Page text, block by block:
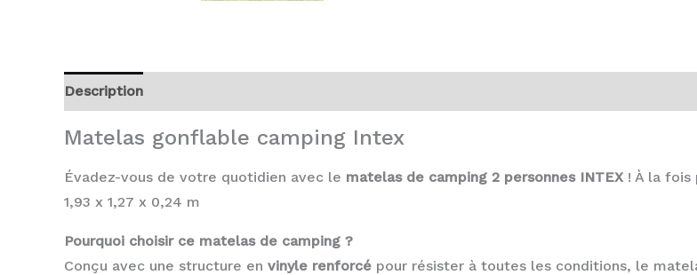
Description
Matelas gonflable camping Intex
Évadez-vous de votre quotidien avec le matelas de camping 2 personnes INTEX ! À la
1,93 x 1,27 x 0,24 m
Pourquoi choisir ce matelas de camping ?
Conçu avec une structure en vinyle renforcé pour résister à toutes les conditions, le